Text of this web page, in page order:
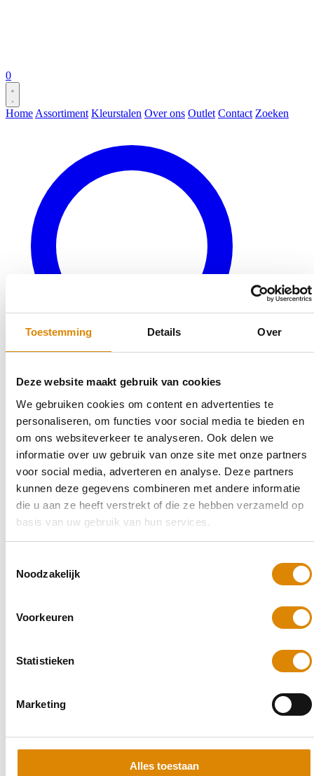
Toestemming Details Over
Deze website maakt gebruik van cookies
We gebruiken cookies om content en advertenties te
personaliseren, om functies voor social media te bieden en
om ons websiteverkeer te analyseren. Ook delen we
informatie over uw gebruik van onze site met onze partners
voor social media, adverteren en analyse. Deze partners
kunnen deze gegevens combineren met andere informatie
die u aan ze heeft verstrekt of die ze hebben verzameld op
basis van uw gebruik van hun services.
Noodzakelijk
Voorkeuren
Statistieken
Marketing
Alles toestaan
0
Home Assortiment Kleurstalen Over ons Outlet Contact Zoeken
Veelgestelde vragen
Bereken uw keukenblad
Terug naar productaanbod
Outlet